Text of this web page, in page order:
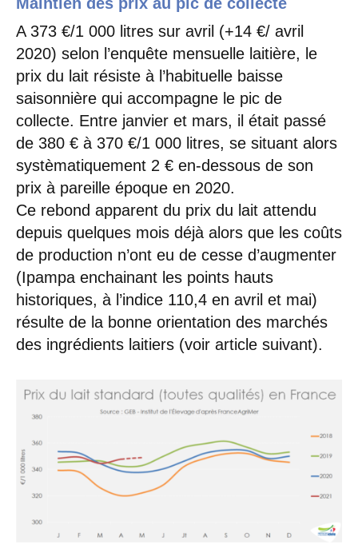
A 373 €/1 000 litres sur avril (+14 €/ avril
2020) selon l’enquête mensuelle laitière, le
prix du lait résiste à l’habituelle baisse
saisonnière qui accompagne le pic de
collecte. Entre janvier et mars, il était passé
de 380 € à 370 €/1 000 litres, se situant alors
systèmatiquement 2 € en-dessous de son
prix à pareille époque en 2020.
Ce rebond apparent du prix du lait attendu
depuis quelques mois déjà alors que les coûts
de production n’ont eu de cesse d’augmenter
(Ipampa enchainant les points hauts
historiques, à l’indice 110,4 en avril et mai)
résulte de la bonne orientation des marchés
des ingrédients laitiers (voir article suivant).